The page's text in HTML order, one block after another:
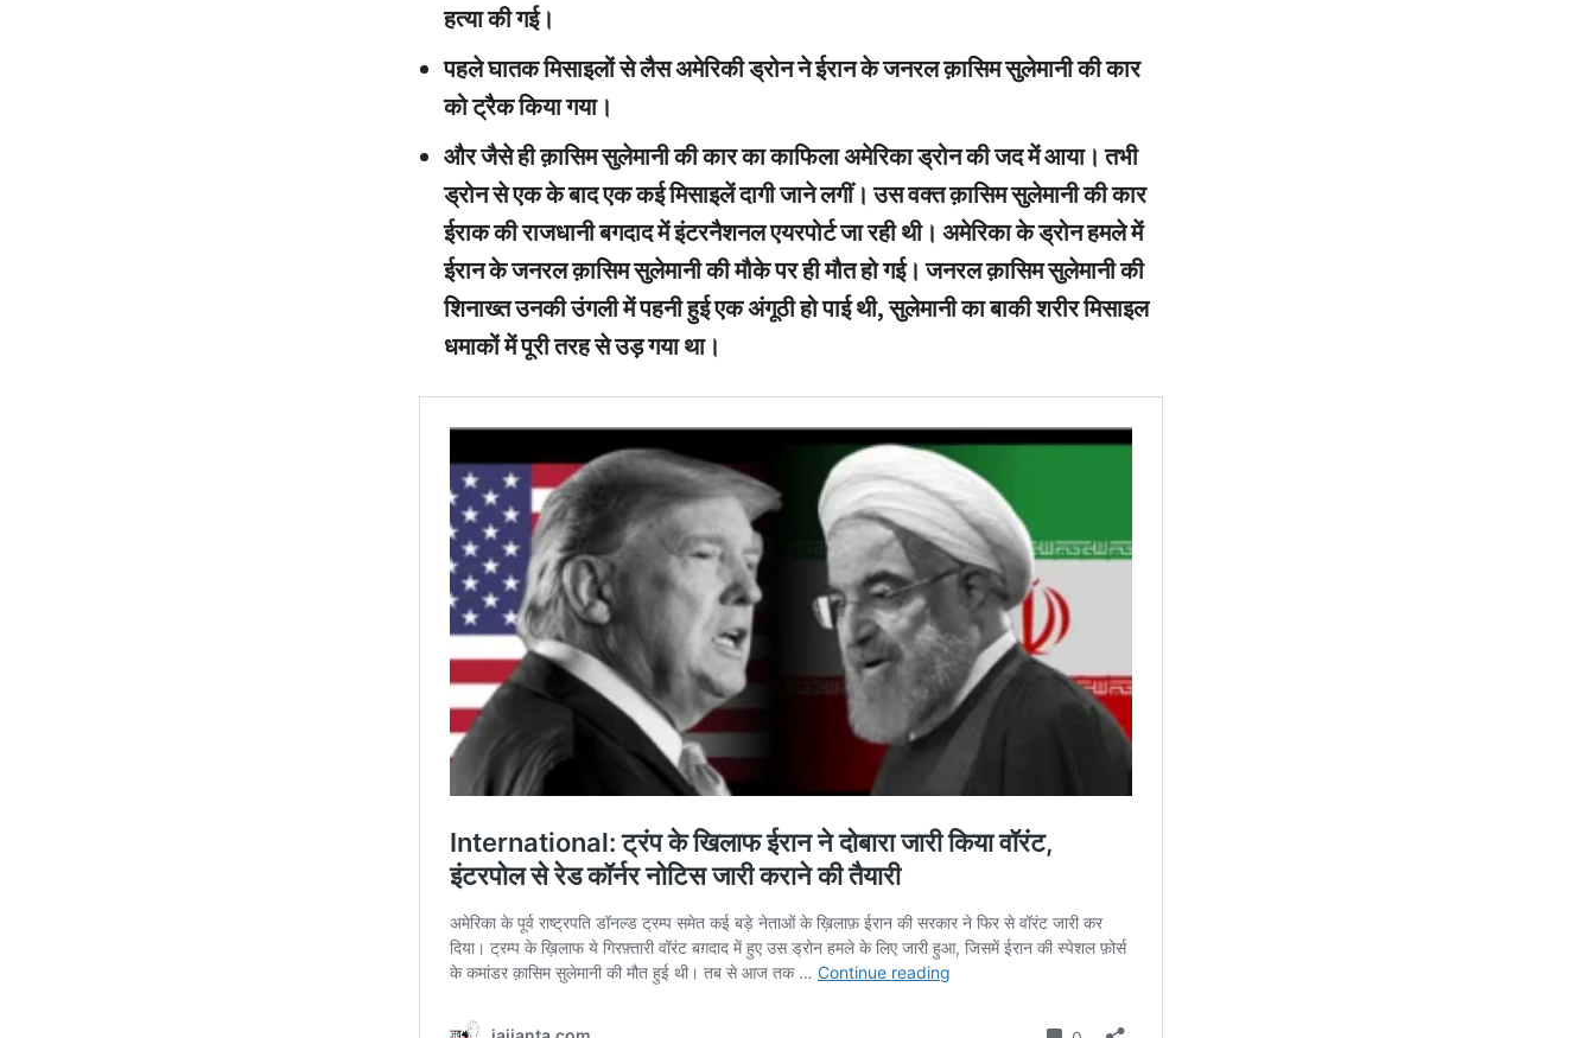
हत्या की गई।
पहले घातक मिसाइलों से लैस अमेरिकी ड्रोन ने ईरान के जनरल क़ासिम सुलेमानी की कार
को ट्रैक किया गया।
और जैसे ही क़ासिम सुलेमानी की कार का काफिला अमेरिका ड्रोन की जद में आया। तभी
ड्रोन से एक के बाद एक कई मिसाइलें दागी जाने लगीं। उस वक्त क़ासिम सुलेमानी की कार
ईराक की राजधानी बगदाद में इंटरनैशनल एयरपोर्ट जा रही थी। अमेरिका के ड्रोन हमले में
ईरान के जनरल क़ासिम सुलेमानी की मौके पर ही मौत हो गई। जनरल क़ासिम सुलेमानी की
शिनाख्त उनकी उंगली में पहनी हुई एक अंगूठी हो पाई थी, सुलेमानी का बाकी शरीर मिसाइल
धमाकों में पूरी तरह से उड़ गया था।